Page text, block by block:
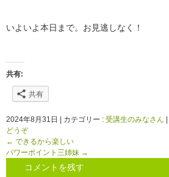
いよいよ本日まで。お見逃しなく！
共有:
共有
2024年8月31日 | カテゴリー : 受講生のみなさん |
どうぞ
← できるから楽しい
パワーポイント三姉妹 →
コメントを残す